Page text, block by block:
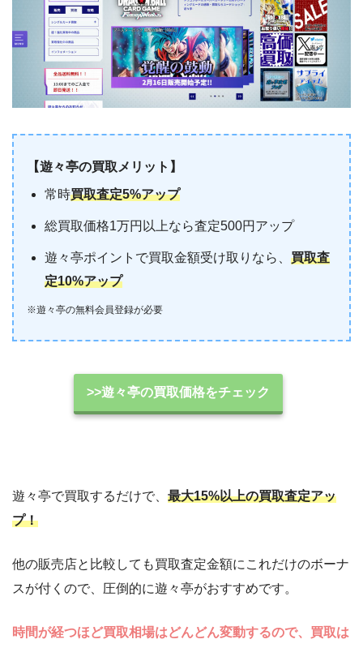
【遊々亭の買取メリット】
常時買取査定5%アップ
総買取価格1万円以上なら査定500円アップ
遊々亭ポイントで買取金額受け取りなら、買取査
定10%アップ
※遊々亭の無料会員登録が必要
>>遊々亭の買取価格をチェック
遊々亭で買取するだけで、 最大15%以上の買取査定アッ
プ！
他の販売店と比較しても買取査定金額にこれだけのボーナ
スが付くので、圧倒的に遊々亭がおすすめです。
時間が経つほど買取相場はどんどん変動するので、買取は